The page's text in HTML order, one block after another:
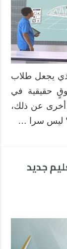
يجعل طلاب
حقيقية في
أخرى عن ذلك،
ليس سرا …
جديد